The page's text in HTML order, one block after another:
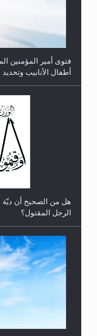
رأيٌ في لغة المسيح
فتوى أمير المؤمنين
أطفال الأنابيب
الرجل المقتول؟